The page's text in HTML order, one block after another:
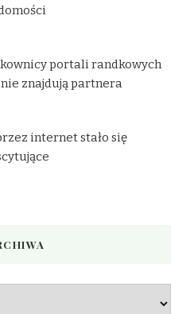
portali randkowych
znajdują partnera
internet stało się